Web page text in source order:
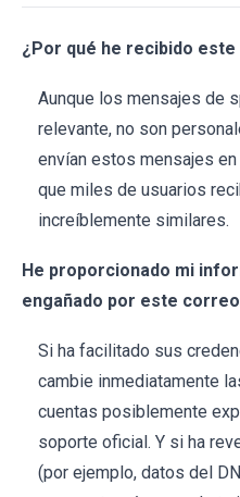
¿Por qué he recibido
Aunque los mensajes de
relevante, no son
envían estos mensajes
que miles de usuarios
increíblemente similares.
He proporcionado mi
engañado por este
Si ha facilitado sus
cambie inmediatamente
cuentas posiblemente
soporte oficial. Y si ha
(por ejemplo, datos del